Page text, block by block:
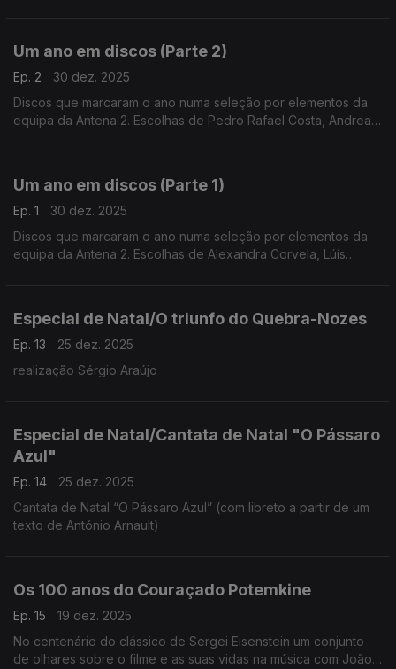
Um ano em discos (Parte 2)
Ep. 2
30 dez. 2025
Discos que marcaram o ano numa seleção por elementos da
equipa da Antena 2. Escolhas de Pedro Rafael Costa, Andrea
Um ano em discos (Parte 1)
Ep. 1
30 dez. 2025
Discos que marcaram o ano numa seleção por elementos da
equipa da Antena 2. Escolhas de Alexandra Corvela, Lúís
Especial de Natal/O triunfo do Quebra-Nozes
Ep. 13
25 dez. 2025
realização Sérgio Araújo
Especial de Natal/Cantata de Natal "O Pássaro
Azul"
Ep. 14
25 dez. 2025
Cantata de Natal “O Pássaro Azul” (com libreto a partir de um
texto de António Arnault)
Os 100 anos do Couraçado Potemkine
Ep. 15
19 dez. 2025
No centenário do clássico de Sergei Eisenstein um conjunto
de olhares sobre o filme e as suas vidas na música com João